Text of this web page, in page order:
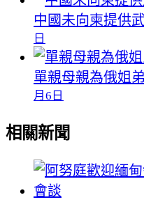
中國未向柬提供
日
單親母親為俄姐
月6日
相關新聞